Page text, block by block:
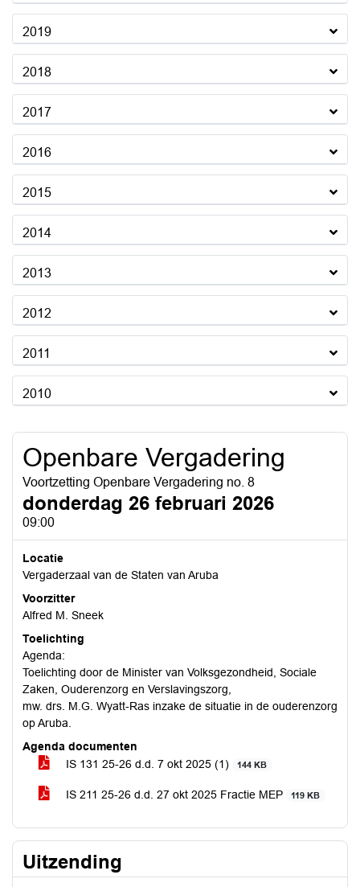
2019
2018
2017
2016
2015
2014
2013
2012
2011
2010
Openbare Vergadering
Voortzetting Openbare Vergadering no. 8
donderdag 26 februari 2026
09:00
Locatie
Vergaderzaal van de Staten van Aruba
Voorzitter
Alfred M. Sneek
Toelichting
Agenda:
Toelichting door de Minister van Volksgezondheid, Sociale
Zaken, Ouderenzorg en Verslavingszorg,
mw. drs. M.G. Wyatt-Ras inzake de situatie in de ouderenzorg
op Aruba.
Agenda documenten
IS 131 25-26 d.d. 7 okt 2025 (1)
144 KB
IS 211 25-26 d.d. 27 okt 2025 Fractie MEP 119 KB
Uitzending